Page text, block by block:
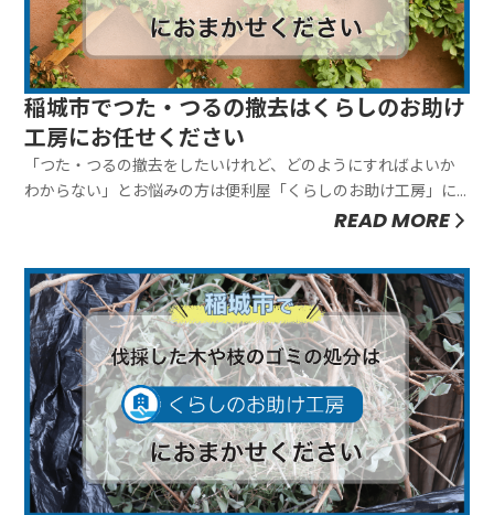
稲城市でつた・つるの撤去はくらしのお助け
工房にお任せください
「つた・つるの撤去をしたいけれど、どのようにすればよいか
わからない」とお悩みの方は便利屋「くらしのお助け工房」に
お任せください。弊社はつた・つるの撤去をワンストップで行
望にあわせて臨機応変に対応できることが弊社の強みです。ぜ
ひお気軽にご相談くだ...
READ MORE